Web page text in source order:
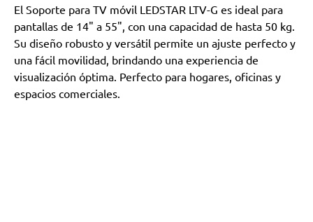
El Soporte para TV móvil LEDSTAR LTV-G es ideal para
pantallas de 14" a 55", con una capacidad de hasta 50 kg.
Su diseño robusto y versátil permite un ajuste perfecto y
una fácil movilidad, brindando una experiencia de
visualización óptima. Perfecto para hogares, oficinas y
espacios comerciales.